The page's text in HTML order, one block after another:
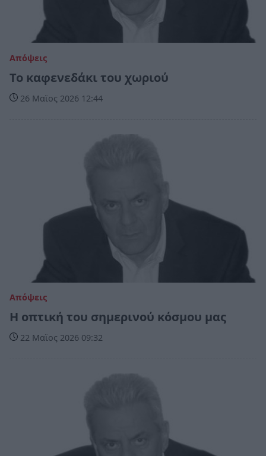
Απόψεις
Το καφενεδάκι του χωριού
26 Μαϊος 2026 12:44
Απόψεις
Η οπτική του σημερινού κόσμου μας
22 Μαϊος 2026 09:32